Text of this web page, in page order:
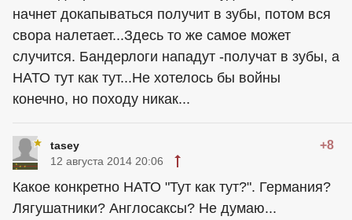
начнет докапываться получит в зубы, потом вся
свора налетает...Здесь то же самое может
случится. Бандерлоги нападут -получат в зубы, а
НАТО тут как тут...Не хотелось бы войны
конечно, но походу никак...
tasey +8
12 августа 2014 20:06
Какое конкретно НАТО "Тут как тут?". Германия?
Лягушатники? Англосаксы? Не думаю...